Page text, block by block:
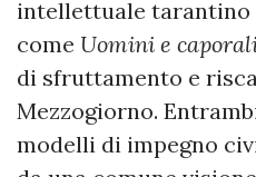
intellettuale tarantino
come Uomini e
di sfruttamento e
Mezzogiorno.
modelli di impegno